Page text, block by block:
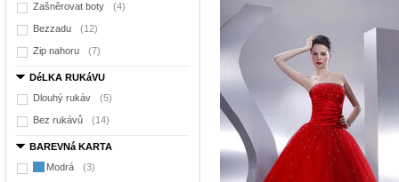
Zašněrovat boty
(4)
Bezzadu (12)
Zip nahoru (7)
DéLKA RUKáVU
Dlouhý rukáv
(5)
Bez rukávů (14)
BAREVNá KARTA
Modrá
(3)